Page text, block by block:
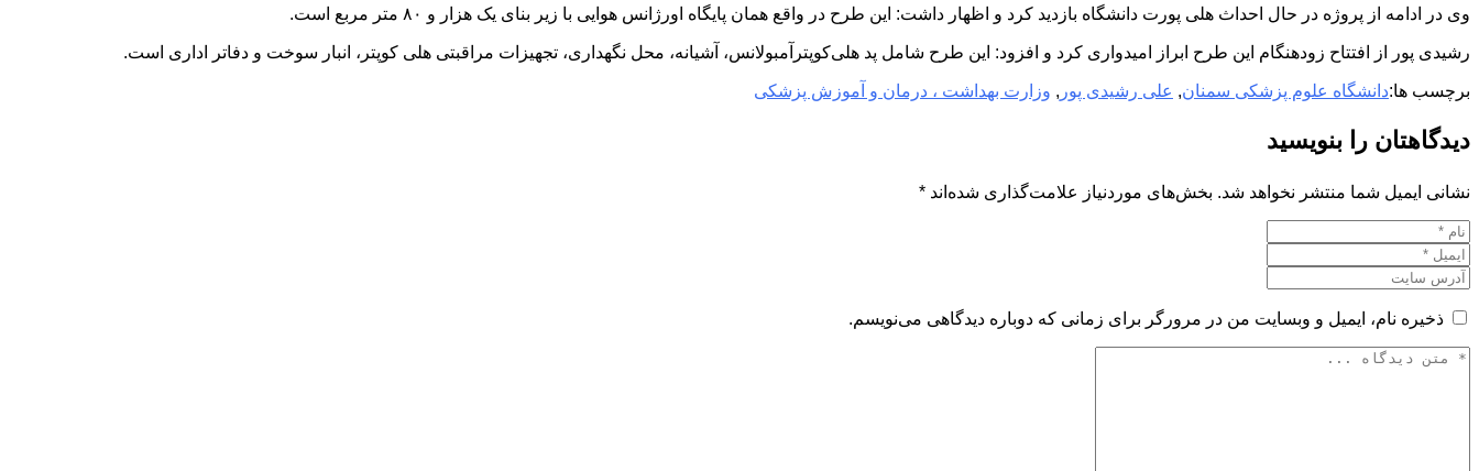
وی در ادامه از پروژه در حال احداث هلی پورت دانشگاه بازدید کرد و اظهار داشت: این طرح در واقع همان پایگاه اورژانس هوایی با زیر بنای یک هزار و ۸۰ متر مربع است.
رشیدی پور از افتتاح زودهنگام این طرح ابراز امیدواری کرد و افزود: این طرح شامل پد هلی‌کوپترآمبولانس، آشیانه، محل نگهداری، تجهیزات مراقبتی هلی کوپتر، انبار سوخت و دفاتر اداری است.
برچسب ها:دانشگاه علوم پزشكی سمنان, علی رشیدی پور , وزارت بهداشت ، درمان و آموزش پزشکی
دیدگاهتان را بنویسید
نشانی ایمیل شما منتشر نخواهد شد. بخش‌های موردنیاز علامت‌گذاری شده‌اند *
ذخیره نام، ایمیل و وبسایت من در مرورگر برای زمانی که دوباره دیدگاهی می‌نویسم.